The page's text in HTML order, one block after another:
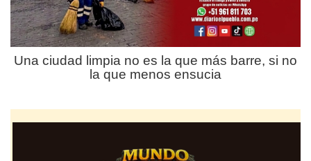
Una ciudad limpia no es la que más barre, si no
la que menos ensucia